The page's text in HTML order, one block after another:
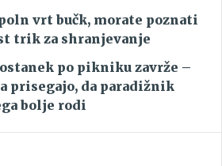
vrt bučk, morate poznati
trik za shranjevanje
po pikniku zavrže –
prisegajo, da paradižnik
bolje rodi